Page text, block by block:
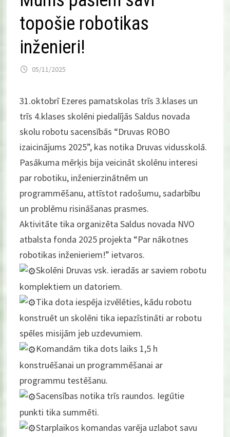
topošie robotikas
inženieri!
05/11/2025
31.oktobrī Ezeres pamatskolas trīs 3.klases un
trīs 4.klases skolēni piedalījās Saldus novada
skolu robotu sacensībās “Druvas ROBO
izaicinājums 2025”, kas notika Druvas vidusskolā.
Pasākuma mērķis bija veicināt skolēnu interesi
par robotiku, inženierzinātnēm un
programmēšanu, attīstot radošumu, sadarbību
un problēmu risināšanas prasmes.
Aktivitāte tika organizēta Saldus novada NVO
atbalsta fonda 2025 projekta “Par nākotnes
robotikas inženieriem!” ietvaros.
Skolēni Druvas vsk. ieradās ar saviem robotu
komplektiem un datoriem.
Tika dota iespēja izvēlēties, kādu robotu
konstruēt un skolēni tika iepazīstināti ar robotu
spēles misijām jeb uzdevumiem.
Komandām tika dots laiks 1,5 h
konstruēšanai un programmēšanai ar
programmu testēšanu.
Sacensības notika trīs raundos. Iegūtie
punkti tika summēti.
Starplaikos komandas varēja uzlabot savu